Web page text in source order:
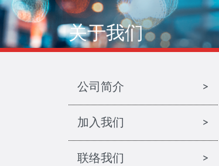
关于我们
公司简介 >
加入我们 >
联络我们 >